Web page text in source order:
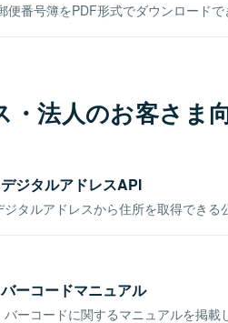
便番号簿をPDF形式でダウンロードで
・法人のお客さま
ジタルアドレスAPI
タルアドレスから住所を取得できる
ーコードマニュアル
ーコードに関するマニュアルを掲載